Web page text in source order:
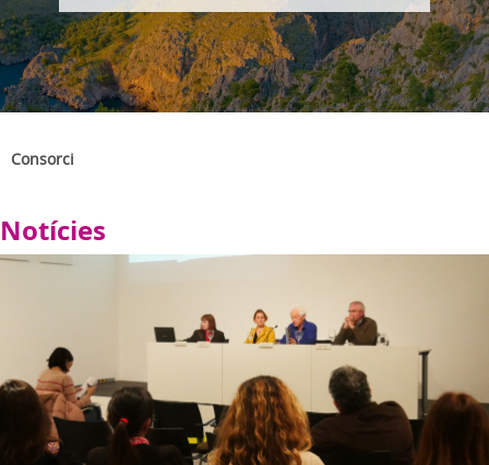
Consorci
Notícies